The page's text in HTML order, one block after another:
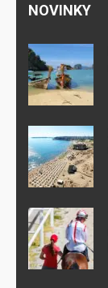
NOVINKY